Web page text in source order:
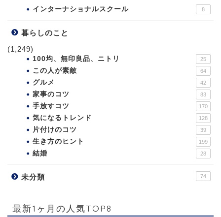
インターナショナルスクール 8
暮らしのこと
(1,249)
100均、無印良品、ニトリ 25
この人が素敵 64
グルメ 42
家事のコツ 83
手放すコツ 170
気になるトレンド 128
片付けのコツ 39
生き方のヒント 199
結婚 28
未分類 74
最新1ヶ月の人気TOP8